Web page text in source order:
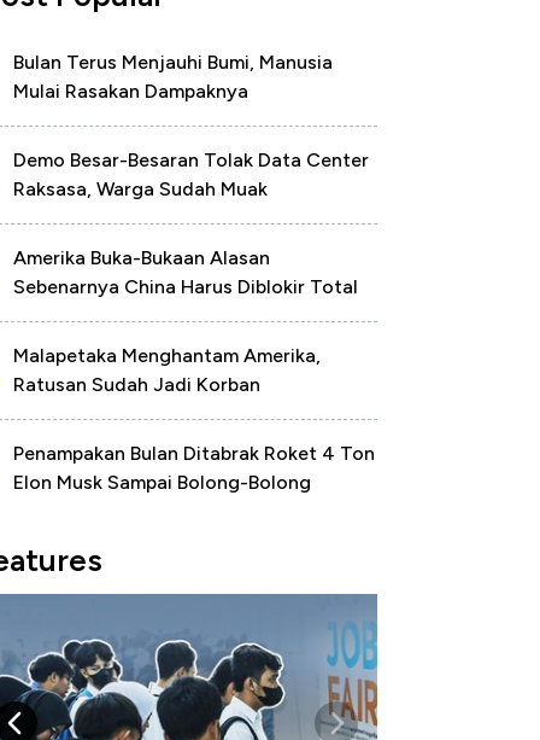
Bulan Terus Menjauhi Bumi, Manusia
Mulai Rasakan Dampaknya
Demo Besar-Besaran Tolak Data Center
Raksasa, Warga Sudah Muak
Amerika Buka-Bukaan Alasan
Sebenarnya China Harus Diblokir Total
Malapetaka Menghantam Amerika,
Ratusan Sudah Jadi Korban
Penampakan Bulan Ditabrak Roket 4 Ton
Elon Musk Sampai Bolong-Bolong